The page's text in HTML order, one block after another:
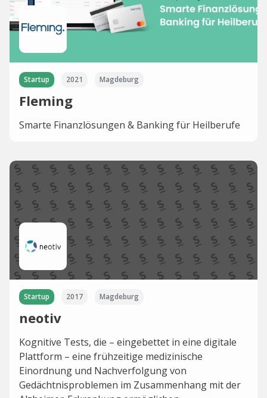
Startup 2021 Magdeburg
Fleming
Smarte Finanzlösungen & Banking für Heilberufe
Startup 2017 Magdeburg
neotiv
Kognitive Tests, die – eingebettet in eine digitale
Plattform – eine frühzeitige medizinische
Einordnung und Nachverfolgung von
Gedächtnisproblemen im Zusammenhang mit der